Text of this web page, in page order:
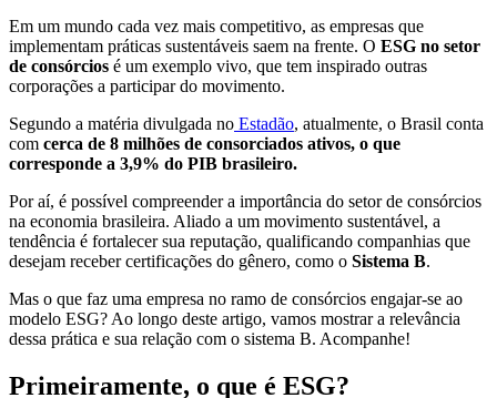
Em um mundo cada vez mais competitivo, as empresas que
implementam práticas sustentáveis saem na frente. O ESG no setor
de consórcios é um exemplo vivo, que tem inspirado outras
corporações a participar do movimento.
Segundo a matéria divulgada no Estadão, atualmente, o Brasil conta
com cerca de 8 milhões de consorciados ativos, o que
corresponde a 3,9% do PIB brasileiro.
Por aí, é possível compreender a importância do setor de consórcios
na economia brasileira. Aliado a um movimento sustentável, a
tendência é fortalecer sua reputação, qualificando companhias que
desejam receber certificações do gênero, como o Sistema B.
Mas o que faz uma empresa no ramo de consórcios engajar-se ao
modelo ESG? Ao longo deste artigo, vamos mostrar a relevância
dessa prática e sua relação com o sistema B. Acompanhe!
Primeiramente, o que é ESG?